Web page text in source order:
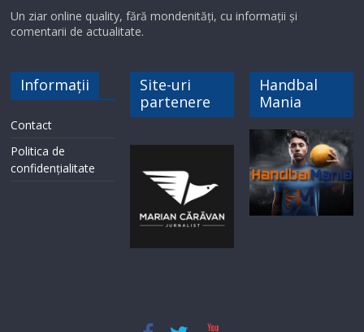
Un ziar online quality, fără mondenități, cu informații și
comentarii de actualitate.
Informații
Contact
Politica de
confidențialitate
Site-uri
partenere
Handbal
Mania